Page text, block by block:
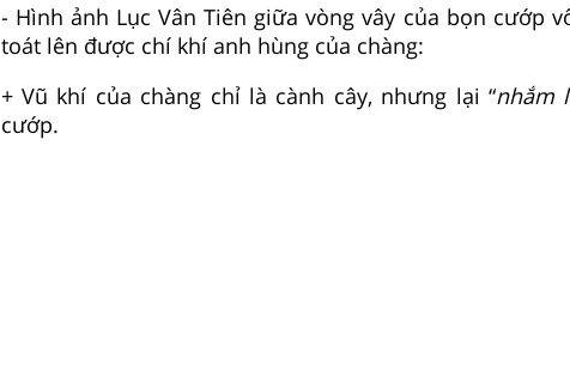
- Hình ảnh Lục Vân Tiên giữa vòng vây của bọn cướp
toát lên được chí khí anh hùng của chàng:
+ Vũ khí của chàng chỉ là cành cây, nhưng lại “nhắm
cướp.